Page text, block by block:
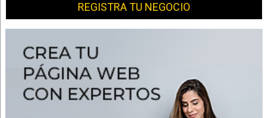
REGISTRA TU NEGOCIO